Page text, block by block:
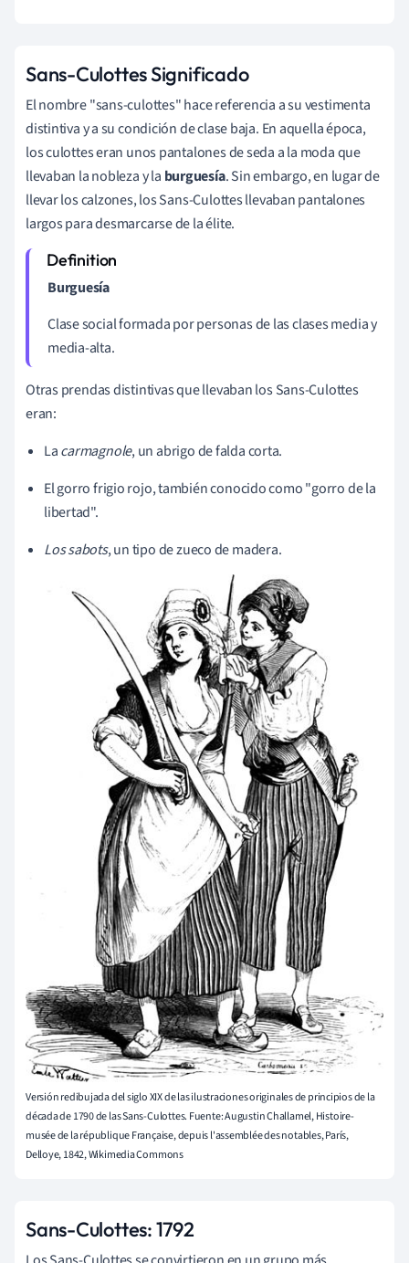
Sans-Culottes Significado
El nombre "sans-culottes" hace referencia a su vestimenta
distintiva y a su condición de clase baja. En aquella época,
los culottes eran unos pantalones de seda a la moda que
llevaban la nobleza y la burguesía. Sin embargo, en lugar de
llevar los calzones, los Sans-Culottes llevaban pantalones
largos para desmarcarse de la élite.
Burguesía
Clase social formada por personas de las clases media y
media-alta.
Otras prendas distintivas que llevaban los Sans-Culottes
eran:
Lacarmagnole, un abrigo de falda corta.
El gorro frigio rojo, también conocido como "gorro de la
libertad".
Los sabots, un tipo de zueco de madera.
Versión redibujada del siglo XIX de las ilustraciones originales de principios de la
década de 1790 de las Sans-Culottes. Fuente: Augustin Challamel, Histoire-
musée de la république Française, depuis l'assemblée des notables, París,
Delloye, 1842, Wikimedia Commons
Sans-Culottes: 1792